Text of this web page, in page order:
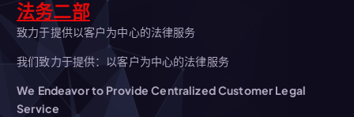
法务二部
致力于提供以客户为中心的法律服务
我们致力于提供：以客户为中心的法律服务
We Endeavor to Provide Centralized Customer Legal
Service